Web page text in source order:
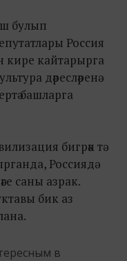
булып
Россия
кире кайтарырга
дәресләренә
башларга
бигрәк тә
Россиядә
саны азрак.
бик аз
в